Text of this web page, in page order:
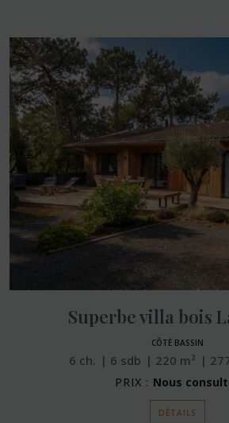
Superbe villa bois
CÔTÉ BASSIN
6 ch. 6 sdb 220 m²
PRIX : Nous
DÉTAILS